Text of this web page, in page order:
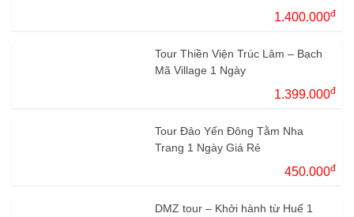
1.400.000đ
Tour Thiền Viện Trúc Lâm – Bạch
Mã Village 1 Ngày
1.399.000đ
Tour Đảo Yến Đông Tằm Nha
Trang 1 Ngày Giá Rẻ
450.000đ
DMZ tour – Khởi hành từ Huế 1